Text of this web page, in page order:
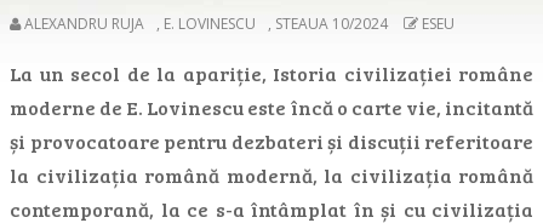
ALEXANDRU RUJA , E. LOVINESCU , STEAUA 10/2024 ESEU
La un secol de la apariție, Istoria civilizației române
moderne de E. Lovinescu este încă o carte vie, incitantă
și provocatoare pentru dezbateri și discuții referitoare
la civilizația română modernă, la civilizația română
contemporană, la ce s-a întâmplat în și cu civilizația